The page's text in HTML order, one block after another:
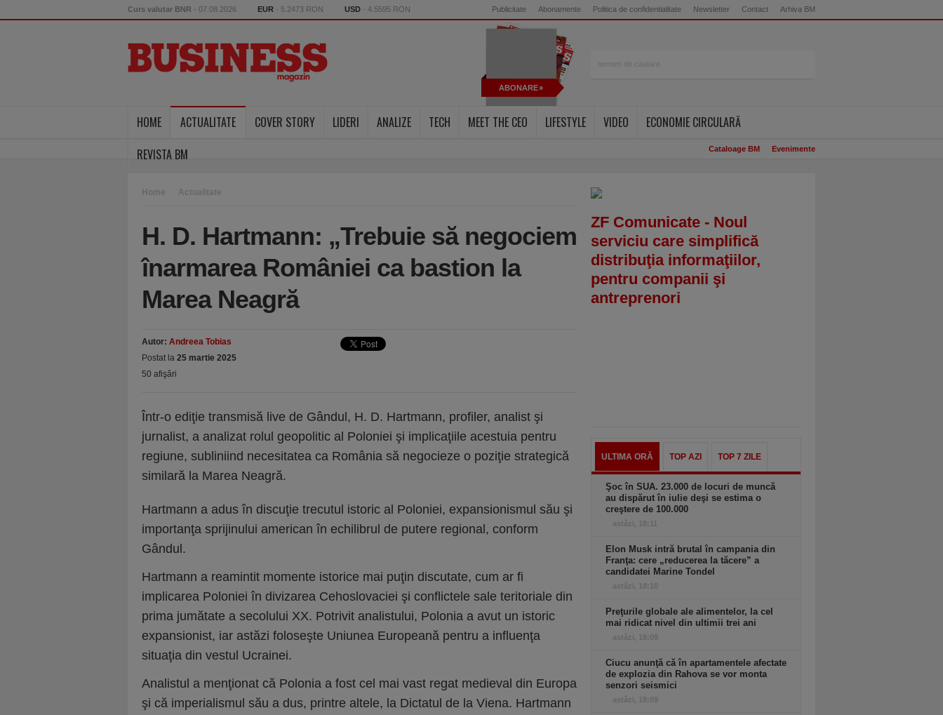
Curs valutar BNR - 07.08.2026 EUR - 5.2473 RON USD - 4.5595 RON Publicitate Abonamente Politica de confidentialitate Newsletter Contact Arhiva BM
ABONARE
HOME ACTUALITATE COVER STORY LIDERI ANALIZE TECH MEET THE CEO LIFESTYLE VIDEO
ECONOMIE CIRCULARĂ
REVISTA BM
Cataloage BM Evenimente
Home Actualitate
H. D. Hartmann: „Trebuie să negociem
înarmarea României ca bastion la
Marea Neagră
Autor: Andreea Tobias
Postat la 25 martie 2025
50 afişări
Într-o ediţie transmisă live de Gândul, H. D. Hartmann, profiler, analist şi
jurnalist, a analizat rolul geopolitic al Poloniei şi implicaţiile acestuia pentru
regiune, subliniind necesitatea ca România să negocieze o poziţie strategică
similară la Marea Neagră.
Hartmann a adus în discuţie trecutul istoric al Poloniei, expansionismul său şi
importanţa sprijinului american în echilibrul de putere regional, conform
Gândul.
Hartmann a reamintit momente istorice mai puţin discutate, cum ar fi
implicarea Poloniei în divizarea Cehoslovaciei şi conflictele sale teritoriale din
prima jumătate a secolului XX. Potrivit analistului, Polonia a avut un istoric
expansionist, iar astăzi foloseşte Uniunea Europeană pentru a influenţa
situaţia din vestul Ucrainei.
Analistul a menţionat că Polonia a fost cel mai vast regat medieval din Europa
şi că imperialismul său a dus, printre altele, la Dictatul de la Viena. Hartmann
ZF Comunicate - Noul
serviciu care simplifică
distribuţia informaţiilor,
pentru companii şi
antreprenori
ULTIMA ORĂ TOP AZI TOP 7 ZILE
Şoc în SUA. 23.000 de locuri de muncă
au dispărut în iulie deşi se estima o
creştere de 100.000
astăzi, 18:11
Elon Musk intră brutal în campania din
Franţa: cere „reducerea la tăcere” a
candidatei Marine Tondel
astăzi, 18:10
Preţurile globale ale alimentelor, la cel
mai ridicat nivel din ultimii trei ani
astăzi, 18:09
Ciucu anunţă că în apartamentele afectate
de explozia din Rahova se vor monta
senzori seismici
astăzi, 18:09